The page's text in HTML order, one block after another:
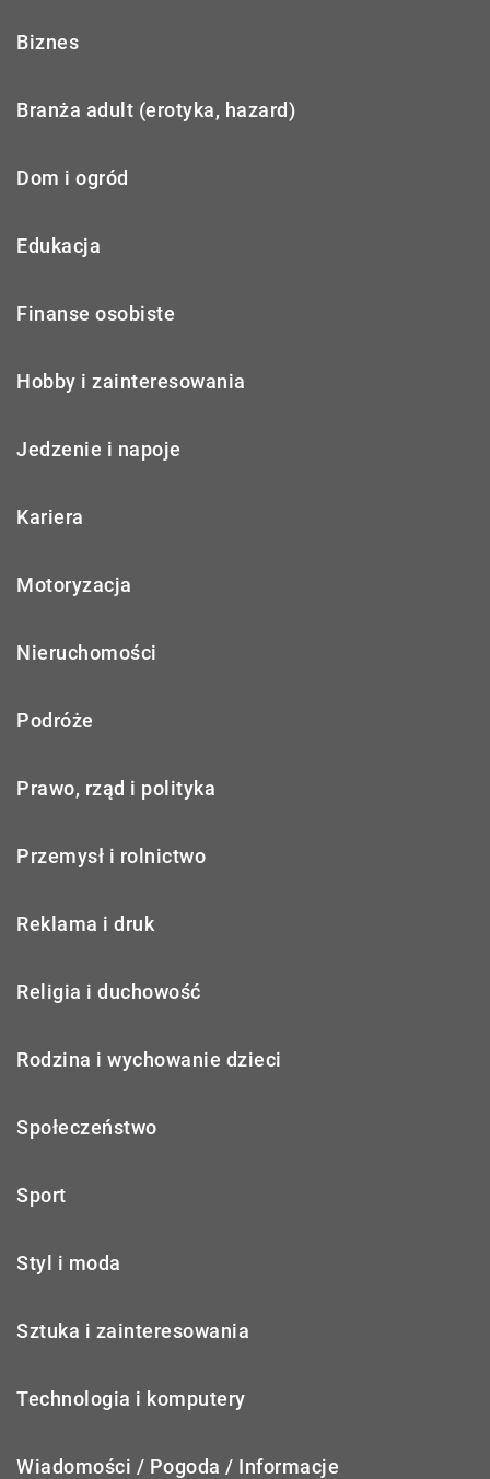
Biznes
Branża adult (erotyka, hazard)
Dom i ogród
Edukacja
Finanse osobiste
Hobby i zainteresowania
Jedzenie i napoje
Kariera
Motoryzacja
Nieruchomości
Podróże
Prawo, rząd i polityka
Przemysł i rolnictwo
Reklama i druk
Religia i duchowość
Rodzina i wychowanie dzieci
Społeczeństwo
Sport
Styl i moda
Sztuka i zainteresowania
Technologia i komputery
Wiadomości / Pogoda / Informacje